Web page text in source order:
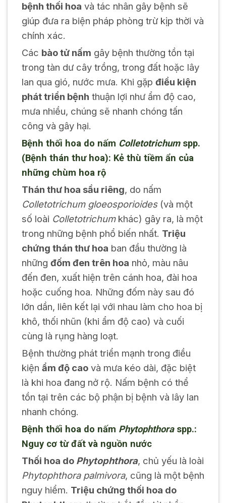
bệnh thối hoa và tác nhân gây bệnh sẽ
giúp đưa ra biện pháp phòng trừ kịp thời và
chính xác.
Các bào tử nấm gây bệnh thường tồn tại
trong tàn dư cây trồng, trong đất hoặc lây
lan qua gió, nước mưa. Khi gặp điều kiện
phát triển bệnh thuận lợi như ẩm độ cao,
mưa nhiều, chúng sẽ nhanh chóng tấn
công và gây hại.
Bệnh thối hoa do nấm Colletotrichumspp.
(Bệnh thán thư hoa): Kẻ thù tiềm ẩn của
những chùm hoa rộ
Thán thư hoa sầu riêng, do nấm
Colletotrichum gloeosporioides(và một
số loài Colletotrichumkhác) gây ra, là một
trong những bệnh phổ biến nhất. Triệu
chứng thán thư hoa ban đầu thường là
những đốm đen trên hoa nhỏ, màu nâu
đến đen, xuất hiện trên cánh hoa, đài hoa
hoặc cuống hoa. Những đốm này sau đó
lớn dần, liên kết lại với nhau làm cho hoa bị
khô, thối nhũn (khi ẩm độ cao) và cuối
cùng là rụng hàng loạt.
Bệnh thường phát triển mạnh trong điều
kiện ẩm độ caovà mưa kéo dài, đặc biệt
là khi hoa đang nở rộ. Nấm bệnh có thể
tồn tại trên các bộ phận bị bệnh và lây lan
nhanh chóng.
Bệnh thối hoa do nấm Phytophthoraspp.:
Nguy cơ từ đất và nguồn nước
Thối hoa do Phytophthora, chủ yếu là loài
Phytophthora palmivora, cũng là một bệnh
nguy hiểm. Triệu chứng thối hoa do